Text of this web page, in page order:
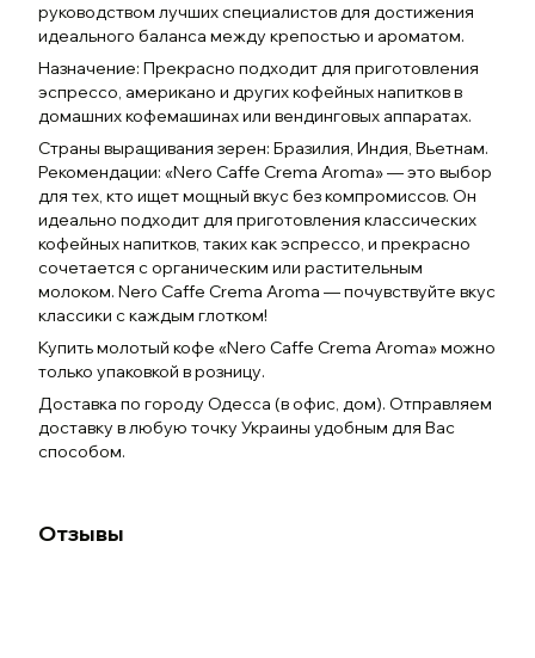
руководством лучших специалистов для достижения
идеального баланса между крепостью и ароматом.
Назначение: Прекрасно подходит для приготовления
эспрессо, американо и других кофейных напитков в
домашних кофемашинах или вендинговых аппаратах.
Страны выращивания зерен: Бразилия, Индия, Вьетнам.
Рекомендации: «Nero Caffe Crema Aroma» — это выбор
для тех, кто ищет мощный вкус без компромиссов. Он
идеально подходит для приготовления классических
кофейных напитков, таких как эспрессо, и прекрасно
сочетается с органическим или растительным
молоком. Nero Caffe Crema Aroma — почувствуйте вкус
классики с каждым глотком!
Купить молотый кофе «Nero Caffe Crema Aroma» можно
только упаковкой в розницу.
Доставка по городу Одесса (в офис, дом). Отправляем
доставку в любую точку Украины удобным для Вас
способом.
Отзывы